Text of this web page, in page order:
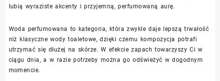
lubią wyraziste akcenty i przyjemną, perfumowaną aurę.
Woda perfumowana to kategoria, która zwykle daje lepszą trwałość
niż klasyczne wody toaletowe, dzięki czemu kompozycja potrafi
utrzymać się dłużej na skórze. W efekcie zapach towarzyszy Ci w
ciągu dnia, a w razie potrzeby można go odświeżyć w dogodnym
momencie.